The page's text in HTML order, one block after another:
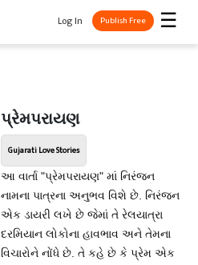
☰
Log In Publish Free
પ્રેમપરાયણ
Gujarati Love Stories
આ વાર્તા "પ્રેમપરાયણ" માં નિરંજન
નામના પાત્રના અનુભવ વિશે છે. નિરંજન
એક ડાયરી લખે છે જેમાં તે રેલયાત્રા
દરમિયાન લોકોના હાવભાવ અને તેમના
વિચારોને નોંધે છે. તે કહે છે કે પ્રેમ એક